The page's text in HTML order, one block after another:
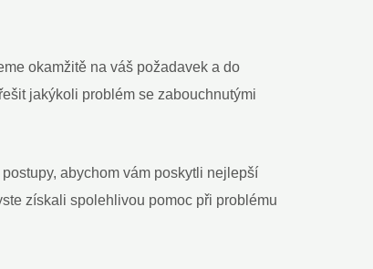
okamžitě na váš požadavek a do
jakýkoli problém se zabouchnutými
abychom vám poskytli nejlepší
získali spolehlivou pomoc při problému